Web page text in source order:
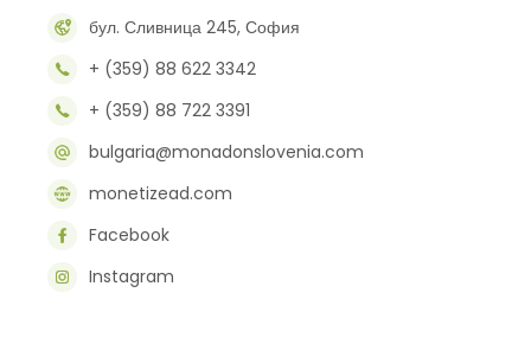
бул. Сливница 245, София
+ (359) 88 622 3342
+ (359) 88 722 3391
bulgaria@monadonslovenia.com
monetizead.com
Facebook
Instagram